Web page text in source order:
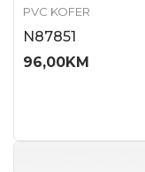
PVC KOFER
N87851
96,00KM